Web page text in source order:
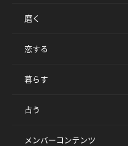
磨く
恋する
暮らす
占う
メンバーコンテンツ